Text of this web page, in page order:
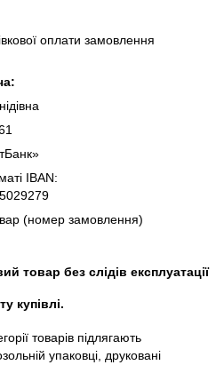
оплати замовлення
IBAN:
(номер замовлення)
товар без слідів експлуатації
купівлі.
товарів підлягають
упаковці, друковані